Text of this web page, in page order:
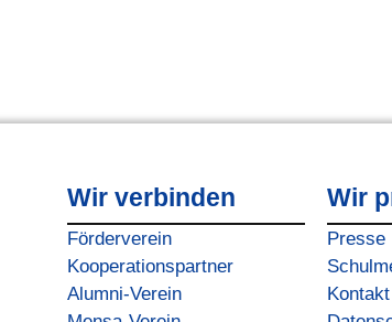
Wir verbinden
Förderverein
Kooperationspartner
Alumni-Verein
Wir
Presse
Kontakt